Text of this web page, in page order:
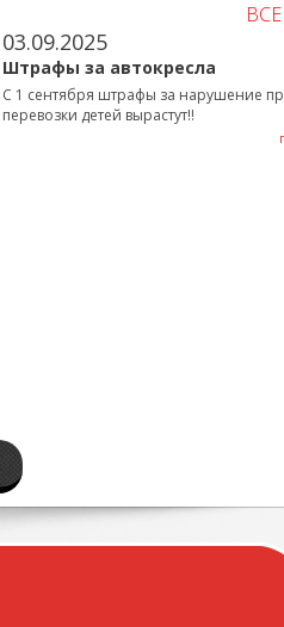
03.09.2025
Штрафы за автокресла
С 1 сентября штрафы за нарушение
перевозки детей вырастут!!